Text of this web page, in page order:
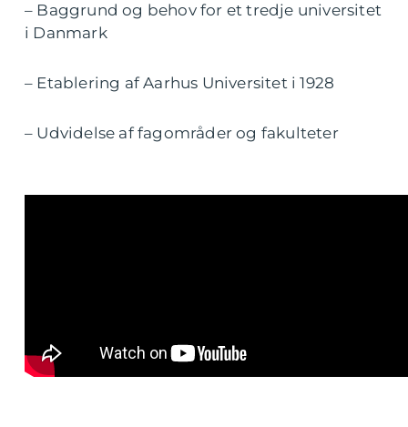
– Baggrund og behov for et tredje universitet
i Danmark
– Etablering af Aarhus Universitet i 1928
– Udvidelse af fagområder og fakulteter